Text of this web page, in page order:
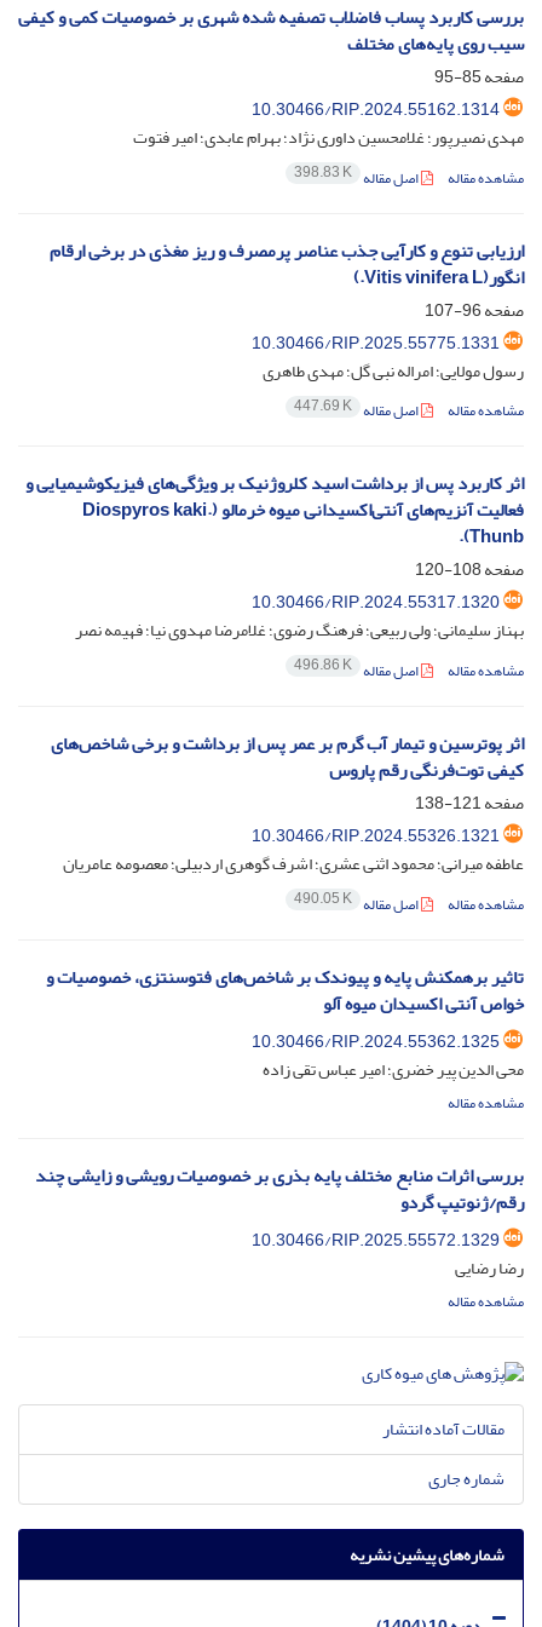
بررسی کاربرد پساب فاضلاب تصفیه شده شهری بر خصوصیات کمی و کیفی
سیب روی پایه‌های مختلف
صفحه85-95
10.30466/RIP.2024.55162.1314
مهدی نصیرپور؛ غلامحسین داوری نژاد؛ بهرام عابدی؛ امیر فتوت
مشاهده مقاله اصل مقاله 398.83 K
ارزیابی تنوع و کارآیی جذب عناصر پرمصرف و ریز مغذی در برخی ارقام
انگور(Vitis vinifera L.)
صفحه96-107
10.30466/RIP.2025.55775.1331
رسول مولایی؛ امراله نبی گل؛ مهدی طاهری
مشاهده مقاله اصل مقاله 447.69 K
اثر کاربرد پس ‌از برداشت اسید کلروژنیک‌ بر ویژگی‌های فیزیکو‌‌‌شیمیایی و
فعالیت آنزیم‌های آنتی‌اکسیدانی میوه خرمالو (Diospyros kaki.
Thunb).
صفحه108-120
10.30466/RIP.2024.55317.1320
بهناز سلیمانی؛ ولی ربیعی؛ فرهنگ رضوی؛ غلامرضا مهدوی نیا؛ فهیمه نصر
مشاهده مقاله اصل مقاله 496.86 K
اثر پوترسین و تیمار آب گرم بر عمر پس از برداشت و برخی شاخص‌های
کیفی توت‌فرنگی رقم پاروس
صفحه121-138
10.30466/RIP.2024.55326.1321
عاطفه میرانی؛ محمود اثنی عشری؛ اشرف گوهری اردبیلی؛ معصومه عامریان
مشاهده مقاله اصل مقاله 490.05 K
تاثیر برهمکنش پایه و پیوندک‌ بر شاخص‌های فتوسنتزی، خصوصیات و
خواص آنتی اکسیدان میوه آلو
10.30466/RIP.2024.55362.1325
محی الدین پیر خضری؛ امیر عباس تقی زاده
مشاهده مقاله
بررسی اثرات منابع مختلف پایه بذری بر خصوصیات رویشی و زایشی چند
رقم/ژنوتیپ گردو
10.30466/RIP.2025.55572.1329
رضا رضایی
مشاهده مقاله
مقالات آماده انتشار
شماره جاری
شماره‌های پیشین نشریه